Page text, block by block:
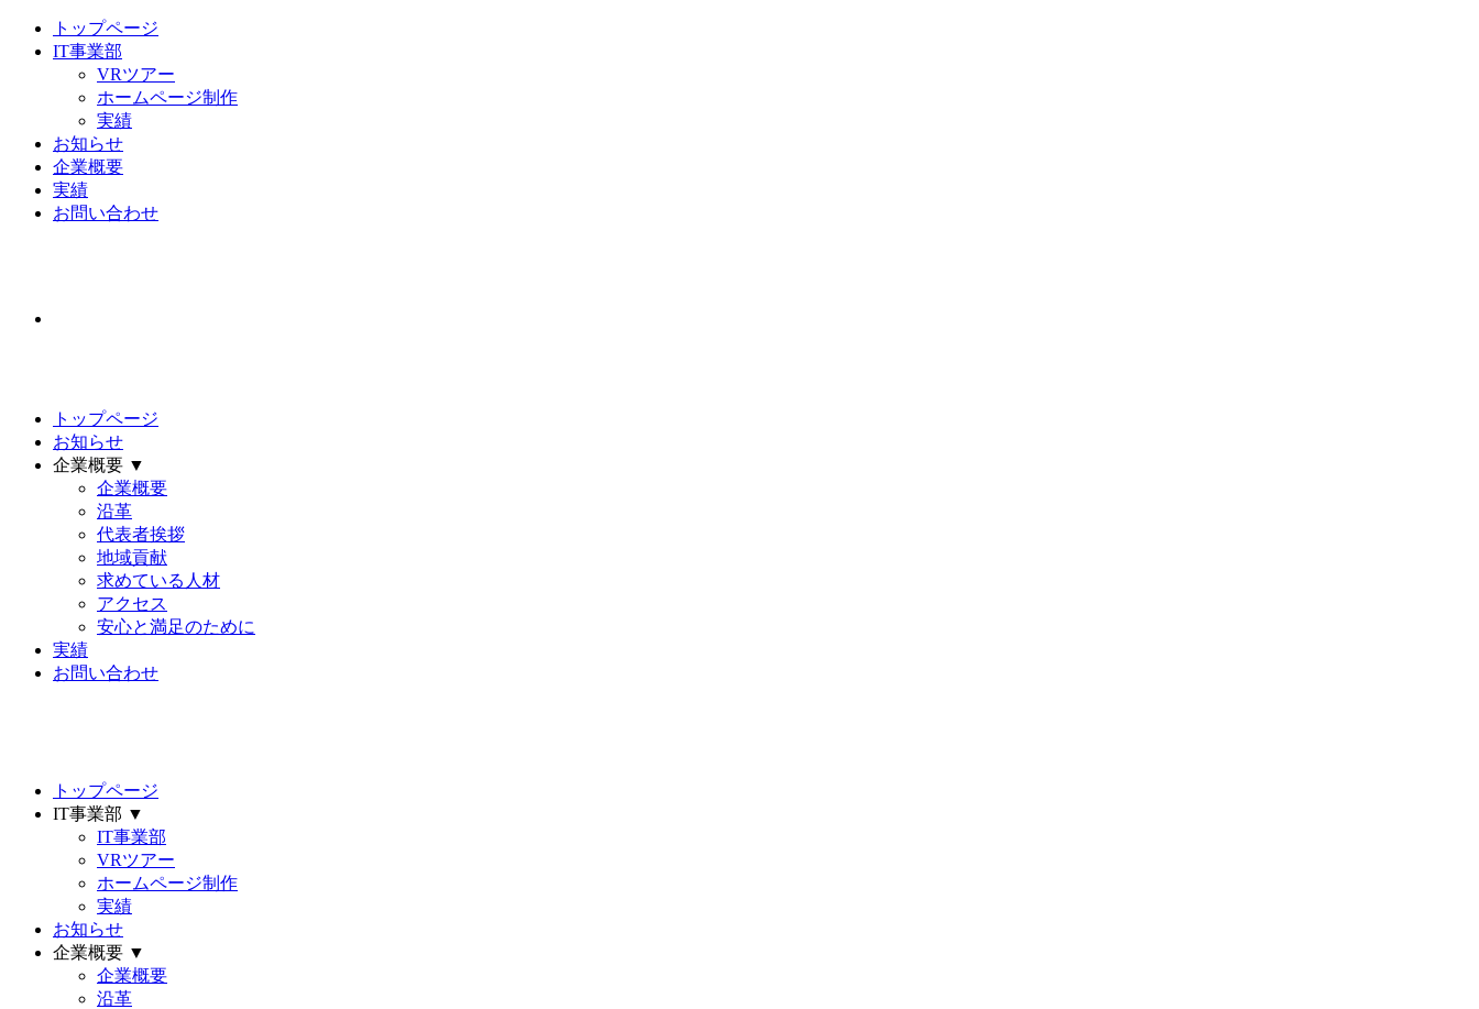
トップページ
IT事業部
VRツアー
ホームページ制作
実績
お知らせ
企業概要
実績
お問い合わせ
トップページ
お知らせ
企業概要 ▼
企業概要
沿革
代表者挨拶
地域貢献
求めている人材
アクセス
安心と満足のために
実績
お問い合わせ
トップページ
IT事業部 ▼
IT事業部
VRツアー
ホームページ制作
実績
お知らせ
企業概要 ▼
企業概要
沿革